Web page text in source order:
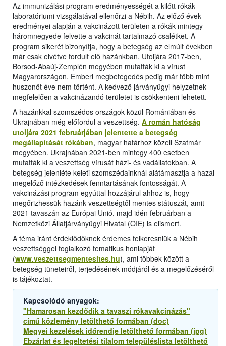
Az immunizálási program eredményességét a kilőtt rókák
laboratóriumi vizsgálatával ellenőrzi a Nébih. Az előző évek
eredményei alapján a vakcinázott területen a rókák mintegy
háromnegyede felvette a vakcinát tartalmazó csalétket. A
program sikerét bizonyítja, hogy a betegség az elmúlt években
már csak elvétve fordult elő hazánkban. Utoljára 2017-ben,
Borsod-Abaúj-Zemplén megyében mutatták ki a vírust
Magyarországon. Emberi megbetegedés pedig már több mint
huszonöt éve nem történt. A kedvező járványügyi helyzetnek
megfelelően a vakcinázandó területet is csökkenteni lehetett.
A hazánkkal szomszédos országok közül Romániában és
Ukrajnában még előfordul a veszettség. A román hatóság
utoljára 2021 februárjában jelentette a betegség
megállapítását rókában, magyar határhoz közeli Szatmár
megyében. Ukrajnában 2021-ben mintegy 400 esetben
mutatták ki a veszettség vírusát házi- és vadállatokban. A
betegség jelenléte keleti szomszédainknál alátámasztja a hazai
megelőző intézkedések fenntartásának fontosságát. A
vakcinázási program egyúttal hozzájárul ahhoz is, hogy
megőrizhessük hazánk veszettségtől mentes státuszát, amit
2021 tavaszán az Európai Unió, majd idén februárban a
Nemzetközi Állatjárványügyi Hivatal (OIE) is elismert.
A téma iránt érdeklődőknek érdemes felkeresniük a Nébih
veszettséggel foglalkozó tematikus honlapját
(www.veszettsegmentesites.hu), ami többek között a
betegség tüneteiről, terjedésének módjáról és a megelőzéséről
is tájékoztat.
Kapcsolódó anyagok:
"Hamarosan kezdődik a tavaszi rókavakcinázás"
című közlemény letölthető formában (doc)
Megyei kezelések időrendje letölthető formában (jpg)
Ebzárlat és legeltetési tilalom településlista letölthető